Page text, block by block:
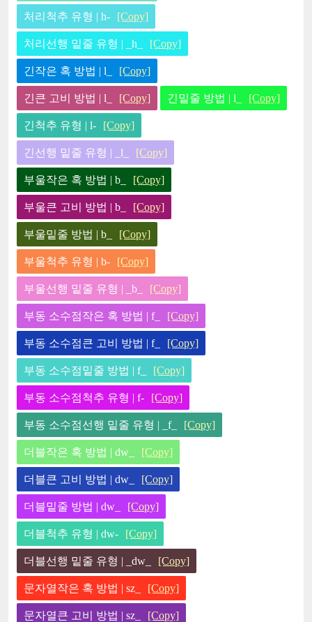
처리척추 유형 | h- [Copy]
처리선행 밑줄 유형 | _h_ [Copy]
긴작은 혹 방법 | l_ [Copy]
긴큰 고비 방법 | l_ [Copy] 긴밑줄 방법 | l_ [Copy]
긴척추 유형 | l- [Copy]
긴선행 밑줄 유형 | _l_ [Copy]
부울작은 혹 방법 | b_ [Copy]
부울큰 고비 방법 | b_ [Copy]
부울밑줄 방법 | b_ [Copy]
부울척추 유형 | b- [Copy]
부울선행 밑줄 유형 | _b_ [Copy]
부동 소수점작은 혹 방법 | f_ [Copy]
부동 소수점큰 고비 방법 | f_ [Copy]
부동 소수점밑줄 방법 | f_ [Copy]
부동 소수점척추 유형 | f- [Copy]
부동 소수점선행 밑줄 유형 | _f_ [Copy]
더블작은 혹 방법 | dw_ [Copy]
더블큰 고비 방법 | dw_ [Copy]
더블밑줄 방법 | dw_ [Copy]
더블척추 유형 | dw- [Copy]
더블선행 밑줄 유형 | _dw_ [Copy]
문자열작은 혹 방법 | sz_ [Copy]
문자열큰 고비 방법 | sz_ [Copy]